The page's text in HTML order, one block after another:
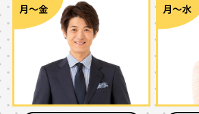
月～金 月～水